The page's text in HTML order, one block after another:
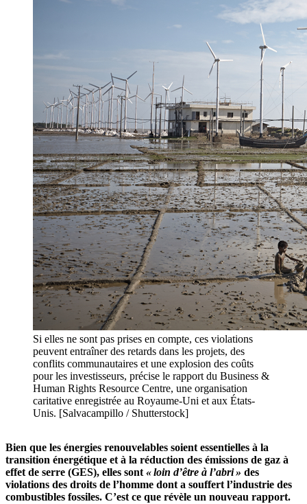
Si elles ne sont pas prises en compte, ces violations
peuvent entraîner des retards dans les projets, des
conflits communautaires et une explosion des coûts
pour les investisseurs, précise le rapport du Business &
Human Rights Resource Centre, une organisation
caritative enregistrée au Royaume-Uni et aux États-
Unis. [Salvacampillo / Shutterstock]
Bien que les énergies renouvelables soient essentielles à la
transition énergétique et à la réduction des émissions de gaz à
effet de serre (GES), elles sont « loin d’être à l’abri » des
violations des droits de l’homme dont a souffert l’industrie des
combustibles fossiles. C’est ce que révèle un nouveau rapport.